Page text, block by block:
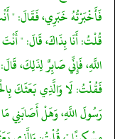
فَأَخْبَرْتُهُ خَبَرِي، فَقَالَ: "
قُلْتُ: أَنَا بِذَاكَ، قَالَ: "
اللَّهِ، فَإِنِّي صَابِرٌ لِذَلِكَ،
فَقُلْتُ: لَا وَالَّذِي بَعَثَكَ
رَسُولَ اللَّهِ، وَهَلْ أَصَابَنِي